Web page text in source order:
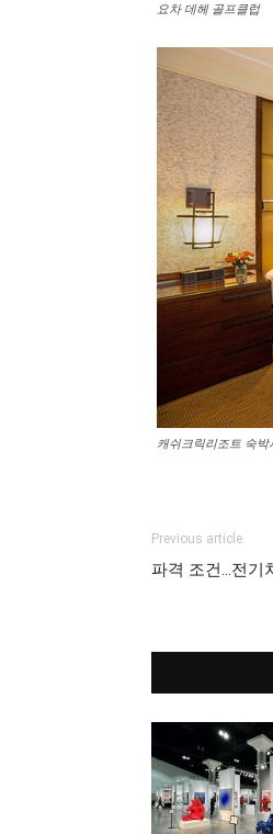
요차 데헤 골프클럽
캐쉬크릭리조트 숙박
Previous article
파격 조건…전기